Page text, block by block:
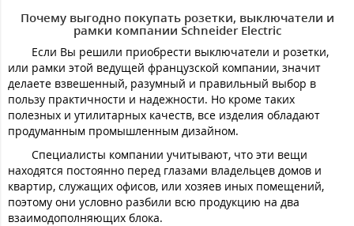
Почему выгодно покупать розетки, выключатели и
рамки компании Schneider Electric
Если Вы решили приобрести выключатели и розетки,
или рамки этой ведущей французской компании, значит
делаете взвешенный, разумный и правильный выбор в
пользу практичности и надежности. Но кроме таких
полезных и утилитарных качеств, все изделия обладают
продуманным промышленным дизайном.
Специалисты компании учитывают, что эти вещи
находятся постоянно перед глазами владельцев домов и
квартир, служащих офисов, или хозяев иных помещений,
поэтому они условно разбили всю продукцию на два
взаимодополняющих блока.